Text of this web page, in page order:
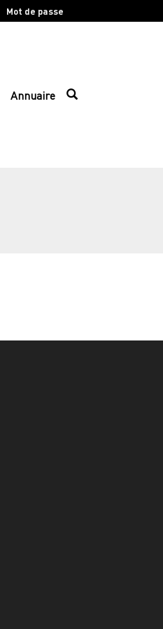
Mot de passe
Annuaire